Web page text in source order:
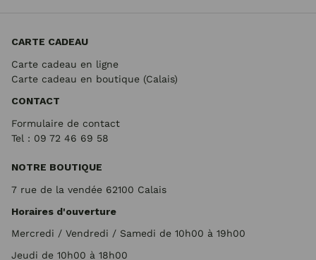
CARTE CADEAU
Carte cadeau en ligne
Carte cadeau en boutique (Calais)
CONTACT
Formulaire de contact
Tel : 09 72 46 69 58
NOTRE BOUTIQUE
7 rue de la vendée 62100 Calais
Horaires d'ouverture
Mercredi / Vendredi / Samedi de 10h00 à 19h00
Jeudi de 10h00 à 18h00